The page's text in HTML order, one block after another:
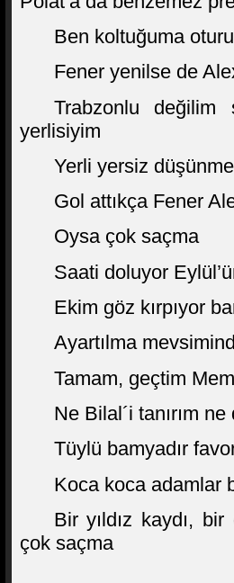
Ben koltuğuma
Fener yenilse de
Trabzonlu
yerlisiyim
Yerli yersiz
Gol attıkça Fener
Oysa çok saçma
Saati doluyor
Ekim göz kırpıyor
Ayartılma
Tamam, geçtim
Ne Bilal´i tanırım
Tüylü bamyadır
Koca koca adamlar
Bir yıldız kaydı,
çok saçma